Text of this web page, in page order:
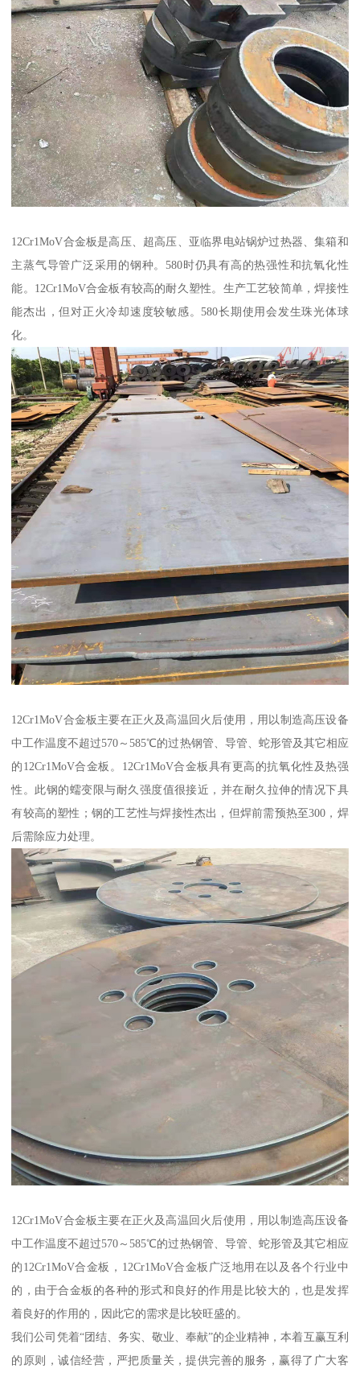
12Cr1MoV合金板是高压、超高压、亚临界电站锅炉过热器、集箱和
主蒸气导管广泛采用的钢种。580时仍具有高的热强性和抗氧化性
能。12Cr1MoV合金板有较高的耐久塑性。生产工艺较简单，焊接性
能杰出，但对正火冷却速度较敏感。580长期使用会发生珠光体球
化。
12Cr1MoV合金板主要在正火及高温回火后使用，用以制造高压设备
中工作温度不超过570～585℃的过热钢管、导管、蛇形管及其它相应
的12Cr1MoV合金板。12Cr1MoV合金板具有更高的抗氧化性及热强
性。此钢的蠕变限与耐久强度值很接近，并在耐久拉伸的情况下具
有较高的塑性；钢的工艺性与焊接性杰出，但焊前需预热至300，焊
后需除应力处理。
12Cr1MoV合金板主要在正火及高温回火后使用，用以制造高压设备
中工作温度不超过570～585℃的过热钢管、导管、蛇形管及其它相应
的12Cr1MoV合金板，12Cr1MoV合金板广泛地用在以及各个行业中
的，由于合金板的各种的形式和良好的作用是比较大的，也是发挥
着良好的作用的，因此它的需求是比较旺盛的。
我们公司凭着“团结、务实、敬业、奉献”的企业精神，本着互赢互利
的原则，诚信经营，严把质量关，提供完善的服务，赢得了广大客